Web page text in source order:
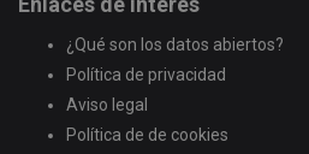
¿Qué son los datos abiertos?
Política de privacidad
Aviso legal
Política de de cookies